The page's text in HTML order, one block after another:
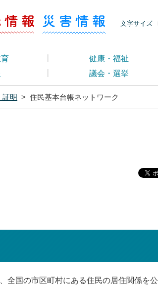
文字サイズ
政 観光情報 災害情報
健康・福祉
議会・選挙
証明 > 住民基本台帳ネットワーク
全国の市区町村にある住民の居住関係を